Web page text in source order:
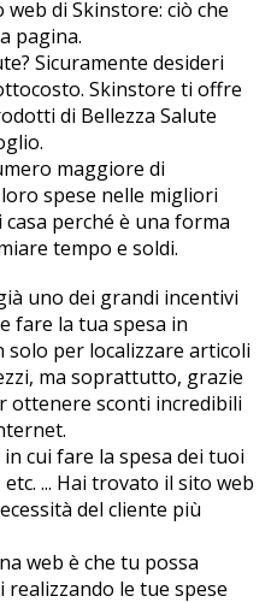
di Skinstore: ciò che
pagina.
Sicuramente desideri
Skinstore ti offre
di Bellezza Salute
maggiore di
spese nelle migliori
perché è una forma
tempo e soldi.
uno dei grandi incentivi
fare la tua spesa in
per localizzare articoli
ma soprattutto, grazie
ottenere sconti incredibili
cui fare la spesa dei tuoi
... Hai trovato il sito web
del cliente più
web è che tu possa
le tue spese